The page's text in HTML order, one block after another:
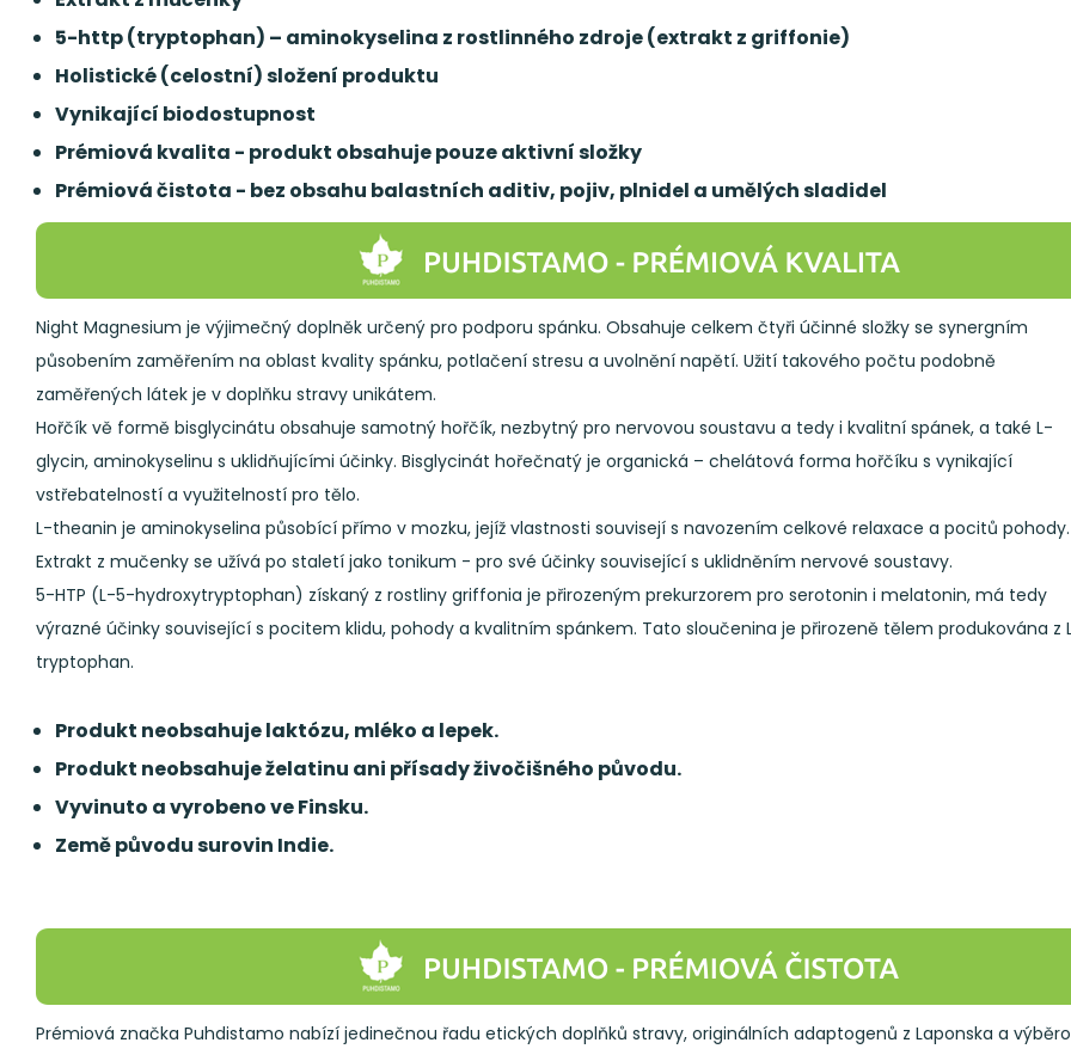
5-http (tryptophan) – aminokyselina z rostlinného zdroje (extrakt z griffonie)
Holistické (celostní) složení produktu
Vynikající biodostupnost
Prémiová kvalita - produkt obsahuje pouze aktivní složky
Prémiová čistota - bez obsahu balastních aditiv, pojiv, plnidel a umělých sladidel
Night Magnesium je výjimečný doplněk určený pro podporu spánku. Obsahuje celkem čtyři účinné složky se synergním
působením zaměřením na oblast kvality spánku, potlačení stresu a uvolnění napětí. Užití takového počtu podobně
zaměřených látek je v doplňku stravy unikátem.
Hořčík vě formě bisglycinátu obsahuje samotný hořčík, nezbytný pro nervovou soustavu a tedy i kvalitní spánek, a také L-
glycin, aminokyselinu s uklidňujícími účinky. Bisglycinát hořečnatý je organická – chelátová forma hořčíku s vynikající
vstřebatelností a využitelností pro tělo.
L-theanin je aminokyselina působící přímo v mozku, jejíž vlastnosti souvisejí s navozením celkové relaxace a pocitů pohody.
Extrakt z mučenky se užívá po staletí jako tonikum - pro své účinky související s uklidněním nervové soustavy.
5-HTP (L-5-hydroxytryptophan) získaný z rostliny griffonia je přirozeným prekurzorem pro serotonin i melatonin, má tedy
výrazné účinky související s pocitem klidu, pohody a kvalitním spánkem. Tato sloučenina je přirozeně tělem produkována z
tryptophan.
Produkt neobsahuje laktózu, mléko a lepek.
Produkt neobsahuje želatinu ani přísady živočišného původu.
Vyvinuto a vyrobeno ve Finsku.
Země původu surovin Indie.
Prémiová značka Puhdistamo nabízí jedinečnou řadu etických doplňků stravy, originálních adaptogenů z Laponska a